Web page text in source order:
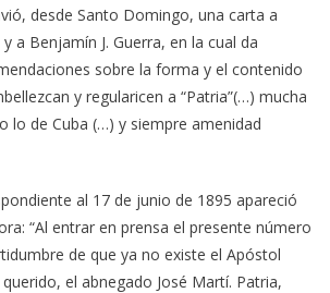
desde Santo Domingo, una carta a
a Benjamín J. Guerra, en la cual da
sobre la forma y el contenido
y regularicen a “Patria”(…) mucha
lo de Cuba (…) y siempre amenidad
al 17 de junio de 1895 apareció
“Al entrar en prensa el presente número
de que ya no existe el Apóstol
el abnegado José Martí. Patria,